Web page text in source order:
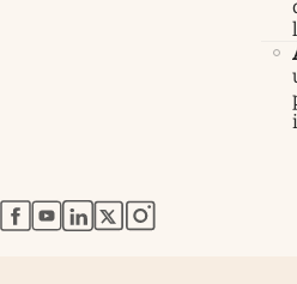
abre en nueva pestaña
abre en nueva pestaña
abre en nueva pestaña
abre en nueva pestaña
abre en nueva